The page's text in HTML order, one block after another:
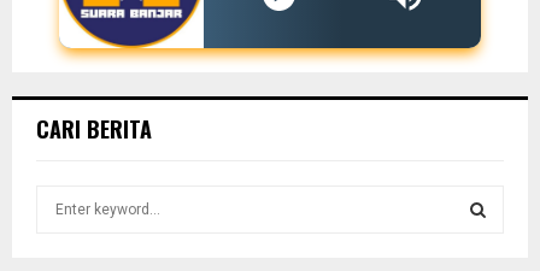
CARI BERITA